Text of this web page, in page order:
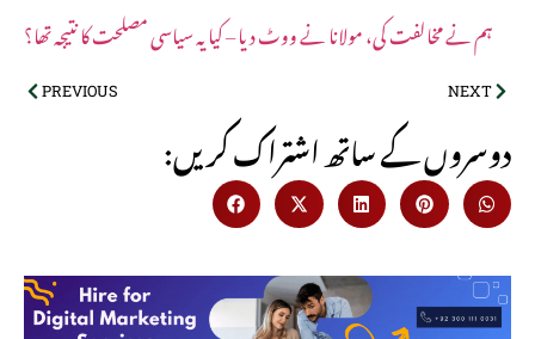
ہم نے مخالفت کی، مولانا نے ووٹ دیا – کیا یہ سیاسی مصلحت کا نتیجہ تھا؟
PREVIOUS NEXT
:دوسروں کے ساتھ اشتراک کریں